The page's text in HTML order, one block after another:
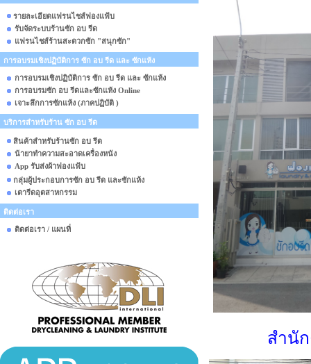
รายละเอียดแฟรนไชส์ฟองแฟ้บ
รับจัดระบบร้านซัก อบ รีด
แฟรนไชส์ร้านสะดวกซัก "สนุกซัก"
การอบรมเชิงปฏิบัติการ ซัก อบ รีด และ ซักแห้ง
การอบรมเชิงปฏิบัติการ ซัก อบ รีด และ ซักแห้ง
การอบรมซัก อบ รีดและซักแห้ง Online
เจาะลึกการซักแห้ง (ภาคปฏิบัติ )
บริการสำหรับร้าน ซัก อบ รีด
สินค้าสำหรับร้านซัก อบ รีด
น้ายาทำความสะอาดเครื่องหนัง
App รับส่งผ้าฟองแฟ้บ
กลุ่มผู้ประกอบการซัก อบ รีด และซักแห้ง
เตารีดอุตสาหกรรม
ติดต่อเรา
ติดต่อเรา / แผนที่
สำนั